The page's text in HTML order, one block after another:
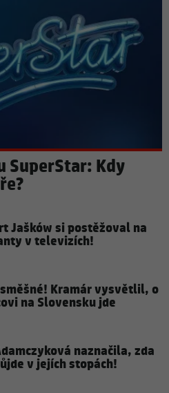
SuperStar: Kdy
Jašków si postěžoval na
v televizích!
Kramár vysvětlil, o
na Slovensku jde
naznačila, zda
v jejích stopách!